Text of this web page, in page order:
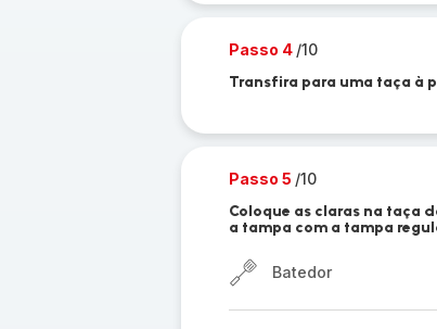
Passo 4 /10
Transfira para uma taça à
Passo 5 /10
Coloque as claras na taça
a tampa com a tampa
Batedor